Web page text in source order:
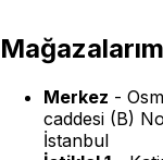
Merkez -
caddesi (B)
İstanbul